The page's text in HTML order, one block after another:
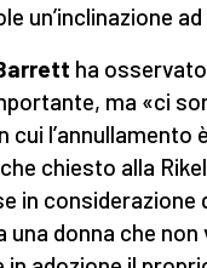
un’inclinazione
ha
ma «ci
cui l’annullamento
chiesto alla
in considerazione
una donna che non